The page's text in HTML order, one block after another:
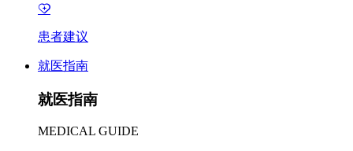
患者建议
就医指南
就医指南
MEDICAL GUIDE